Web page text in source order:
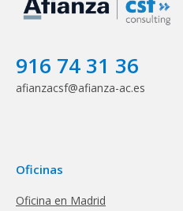
916 74 31 36
afianzacsf@afianza-ac.es
Oficinas
Oficina en Madrid